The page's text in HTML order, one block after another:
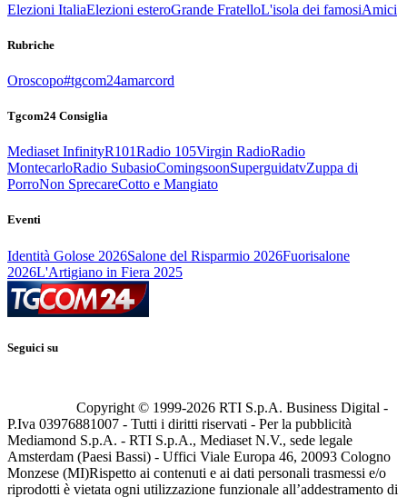
Elezioni ItaliaElezioni esteroGrande FratelloL'isola dei famosiAmici
Rubriche
Oroscopo#tgcom24amarcord
Tgcom24 Consiglia
Mediaset InfinityR101Radio 105Virgin RadioRadio
MontecarloRadio SubasioComingsoonSuperguidatvZuppa di
PorroNon SprecareCotto e Mangiato
Eventi
Identità Golose 2026Salone del Risparmio 2026Fuorisalone
2026L'Artigiano in Fiera 2025
Seguici su
Copyright © 1999-2026 RTI S.p.A. Business Digital -
P.Iva 03976881007 - Tutti i diritti riservati - Per la pubblicità
Mediamond S.p.A. - RTI S.p.A., Mediaset N.V., sede legale
Amsterdam (Paesi Bassi) - Uffici Viale Europa 46, 20093 Cologno
Monzese (MI)Rispetto ai contenuti e ai dati personali trasmessi e/o
riprodotti è vietata ogni utilizzazione funzionale all’addestramento di